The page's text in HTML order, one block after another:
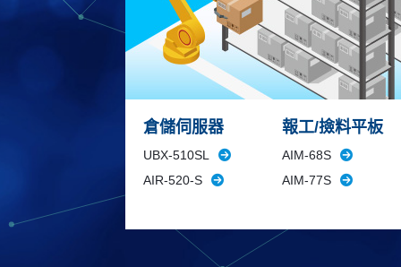
倉儲伺服器
UBX-510SL
AIR-520-S
報工/撿料平板
AIM-68S
AIM-77S